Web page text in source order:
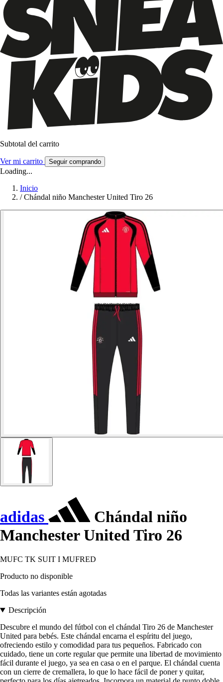
Subtotal del carrito
Ver mi carrito Seguir comprando
Loading...
Inicio
/ Chándal niño Manchester United Tiro 26
adidas
Chándal niño
Manchester United Tiro 26
MUFC TK SUIT I MUFRED
Producto no disponible
Todas las variantes están agotadas
Descripción
Descubre el mundo del fútbol con el chándal Tiro 26 de Manchester
United para bebés. Este chándal encarna el espíritu del juego,
ofreciendo estilo y comodidad para tus pequeños. Fabricado con
cuidado, tiene un corte regular que permite una libertad de movimiento
fácil durante el juego, ya sea en casa o en el parque. El chándal cuenta
con un cierre de cremallera, lo que lo hace fácil de poner y quitar,